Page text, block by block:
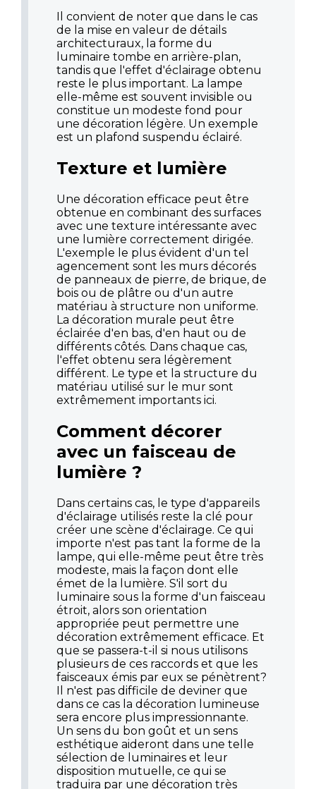
Il convient de noter que dans le cas
de la mise en valeur de détails
architecturaux, la forme du
luminaire tombe en arrière-plan,
tandis que l'effet d'éclairage obtenu
reste le plus important. La lampe
elle-même est souvent invisible ou
constitue un modeste fond pour
une décoration légère. Un exemple
est un plafond suspendu éclairé.
Texture et lumière
Une décoration efficace peut être
obtenue en combinant des surfaces
avec une texture intéressante avec
une lumière correctement dirigée.
L'exemple le plus évident d'un tel
agencement sont les murs décorés
de panneaux de pierre, de brique, de
bois ou de plâtre ou d'un autre
matériau à structure non uniforme.
La décoration murale peut être
éclairée d'en bas, d'en haut ou de
différents côtés. Dans chaque cas,
l'effet obtenu sera légèrement
différent. Le type et la structure du
matériau utilisé sur le mur sont
extrêmement importants ici.
Comment décorer
avec un faisceau de
lumière ?
Dans certains cas, le type d'appareils
d'éclairage utilisés reste la clé pour
créer une scène d'éclairage. Ce qui
importe n'est pas tant la forme de la
lampe, qui elle-même peut être très
modeste, mais la façon dont elle
émet de la lumière. S'il sort du
luminaire sous la forme d'un faisceau
étroit, alors son orientation
appropriée peut permettre une
décoration extrêmement efficace. Et
que se passera-t-il si nous utilisons
plusieurs de ces raccords et que les
faisceaux émis par eux se pénètrent?
Il n'est pas difficile de deviner que
dans ce cas la décoration lumineuse
sera encore plus impressionnante.
Un sens du bon goût et un sens
esthétique aideront dans une telle
sélection de luminaires et leur
disposition mutuelle, ce qui se
traduira par une décoration très